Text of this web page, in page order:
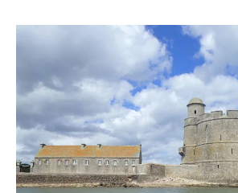
LE
TATIHOU
EN
CANOË-
PASSANT
PAR
LA
HOUGUE